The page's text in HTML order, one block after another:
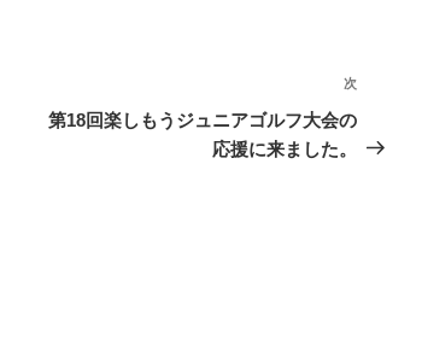
次
の
投
次
第18回楽しもうジュニアゴルフ大会の
応援に来ました。